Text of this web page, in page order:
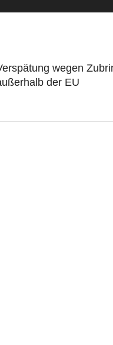
wegen
der EU